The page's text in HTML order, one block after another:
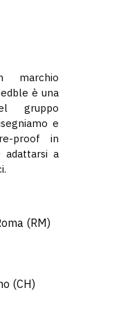
marchio
è una
gruppo
e
proof in
adattarsi a
(RM)
(CH)